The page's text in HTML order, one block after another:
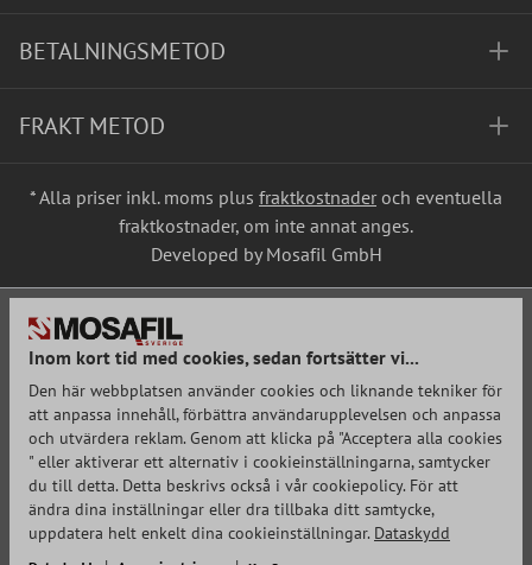
BETALNINGSMETOD
FRAKT METOD
* Alla priser inkl. moms plus fraktkostnader och eventuella
fraktkostnader, om inte annat anges.
Developed by Mosafil GmbH
Inom kort tid med cookies, sedan fortsätter vi...
Den här webbplatsen använder cookies och liknande tekniker för
att anpassa innehåll, förbättra användarupplevelsen och anpassa
och utvärdera reklam. Genom att klicka på "Acceptera alla cookies
" eller aktiverar ett alternativ i cookieinställningarna, samtycker
du till detta. Detta beskrivs också i vår cookiepolicy. För att
ändra dina inställningar eller dra tillbaka ditt samtycke,
uppdatera helt enkelt dina cookieinställningar. Dataskydd